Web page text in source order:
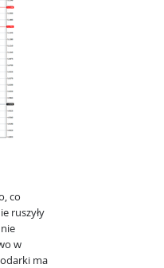
co
ruszyły
w
ma